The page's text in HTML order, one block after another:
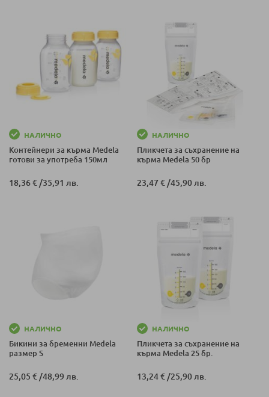
НАЛИЧНО
Контейнери за кърма Medela
готови за употреба 150мл
18,36 € /35,91 лв.
НАЛИЧНО
Пликчета за съхранение на
кърма Medela 50 бр
23,47 € /45,90 лв.
НАЛИЧНО
Бикини за бременни Medela
размер S
25,05 €/48,99 лв.
НАЛИЧНО
Пликчета за съхранение на
кърма Medela 25 бр.
13,24 €/25,90 лв.